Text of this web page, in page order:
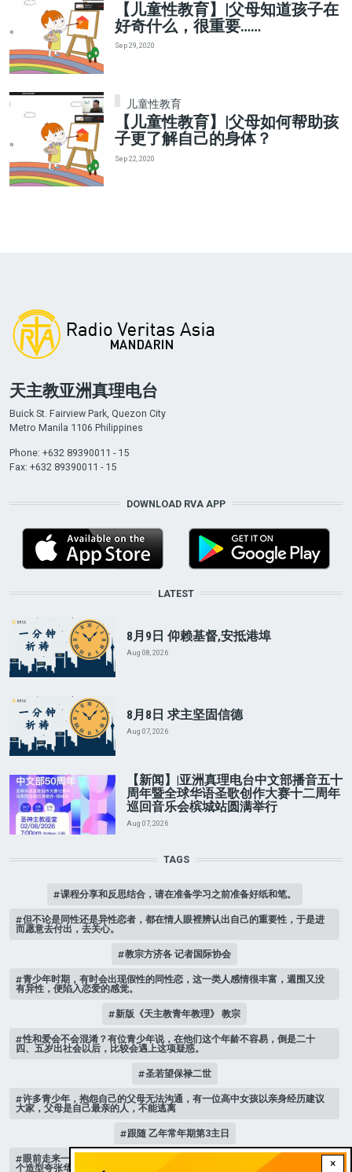
【儿童性教育】|父母知道孩子在
好奇什么，很重要……
Sep 29, 2020
儿童性教育
【儿童性教育】|父母如何帮助孩
子更了解自己的身体？
Sep 22, 2020
×
天主教亚洲真理电台
Buick St. Fairview Park, Quezon City
Metro Manila 1106 Philippines
Phone: +632 89390011 - 15
Fax: +632 89390011 - 15
DOWNLOAD RVA APP
LATEST
8月9日 仰赖基督,安抵港埠
Aug 08, 2026
8月8日 求主坚固信德
Aug 07, 2026
【新闻】|亚洲真理电台中文部播音五十
周年暨全球华语圣歌创作大赛十二周年
巡回音乐会槟城站圆满举行
Aug 07, 2026
TAGS
课程分享和反思结合，请在准备学习之前准备好纸和笔。
但不论是同性还是异性恋者，都在情人眼裡辨认出自己的重要性，于是进
而愿意去付出，去关心。
教宗方济各 记者国际协会
青少年时期，有时会出现假性的同性恋，这一类人感情很丰富，週围又没
有异性，便陷入恋爱的感觉。
新版《天主教青年教理》 教宗
性和爱会不会混淆？有位青少年说，在他们这个年龄不容易，倒是二十
四、五岁出社会以后，比较会遇上这项疑惑。
圣若望保禄二世
许多青少年，抱怨自己的父母无法沟通，有一位高中女孩以亲身经历建议
大家，父母是自己最亲的人，不能逃离
跟随 乙年常年期第3主日
眼前走来一位魔女，可爱的妖媚中带点邪恶，身上穿著宫廷的小丑服，整
个造型夸张华丽，非常特殊。